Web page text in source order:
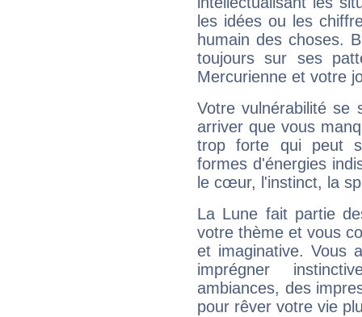
les idées ou les
humain des choses.
toujours sur ses
Mercurienne et votre
Votre vulnérabilité se
arriver que vous
trop forte qui peut
formes d'énergies
le cœur, l'instinct, la
La Lune fait partie
votre thème et vous
et imaginative. Vous
imprégner
ambiances, des
pour rêver votre vie